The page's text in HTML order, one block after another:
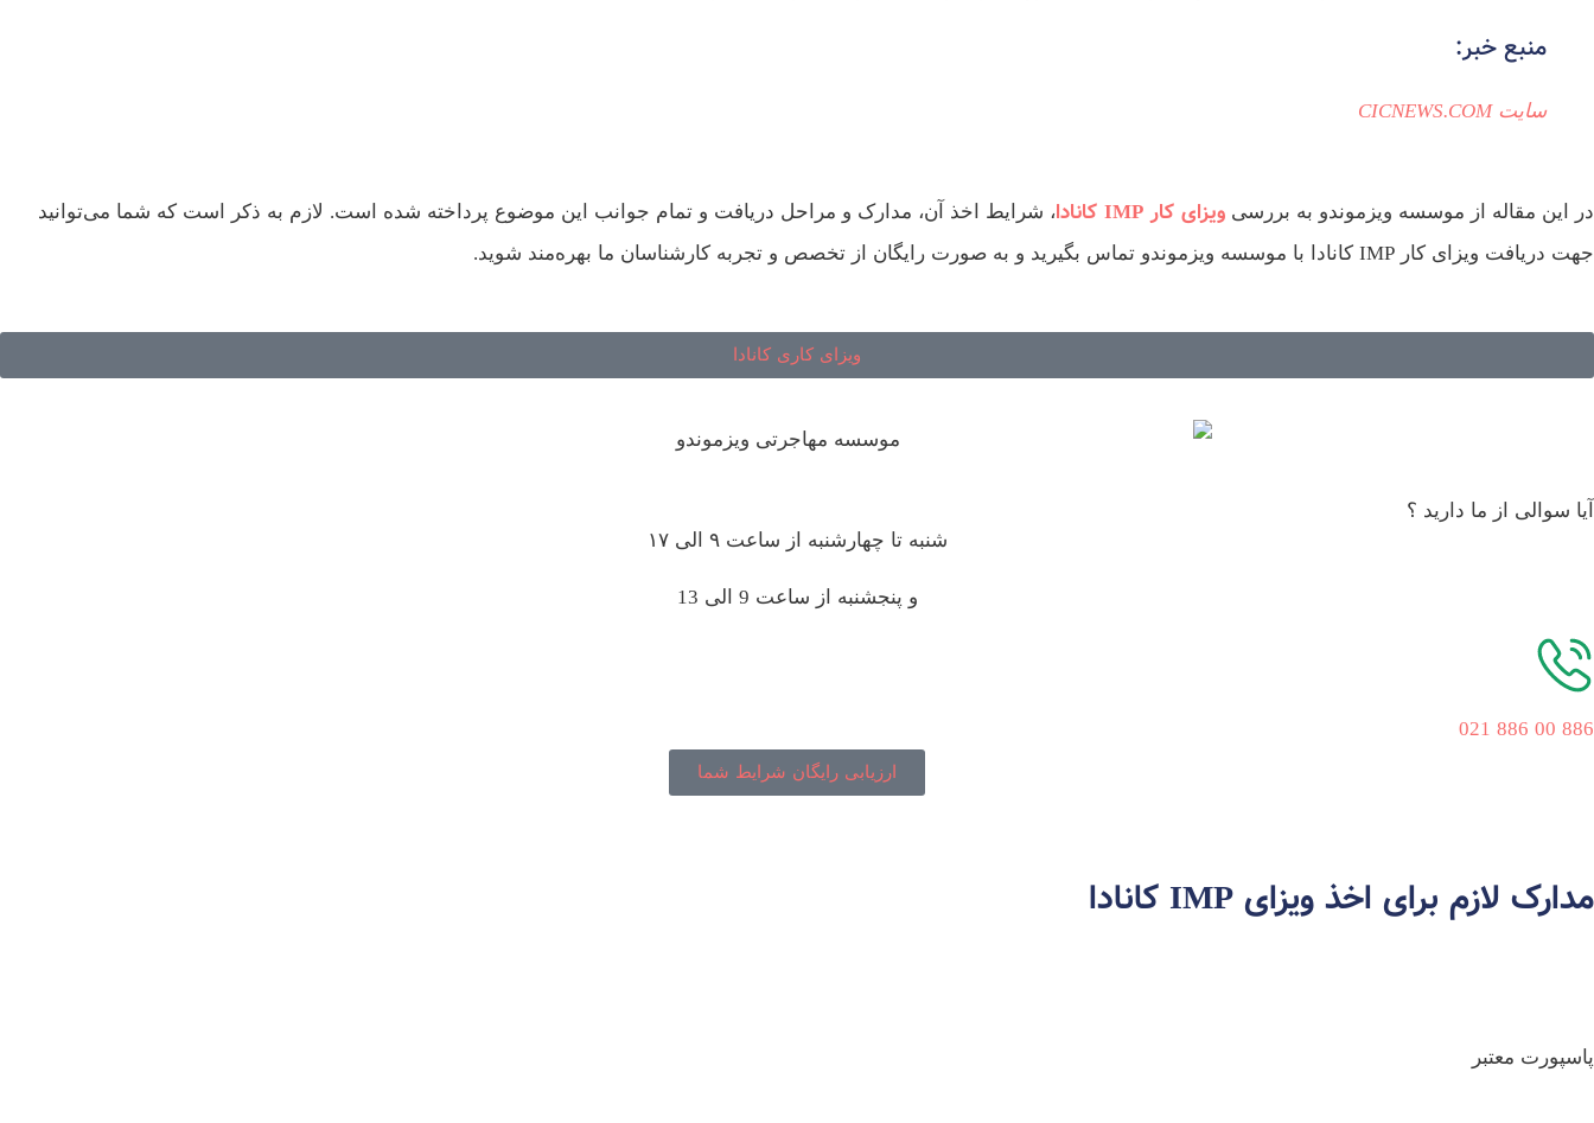
منبع خبر:
سایت CICNEWS.COM
در این مقاله از موسسه ویزموندو به بررسی ویزای کار IMP کانادا
، شرایط اخذ آن، مدارک و مراحل دریافت و تمام جوانب این موضوع پرداخته شده است. لازم به ذکر است که شما می‌توانید
جهت دریافت ویزای کار IMP کانادا با موسسه ویزموندو تماس بگیرید و به صورت رایگان از تخصص و تجربه کارشناسان ما بهره‌مند شوید.
ویزای کاری کانادا
آیا سوالی از ما دارید ؟
شنبه تا چهارشنبه از ساعت ۹ الی ۱۷
و پنجشنبه از ساعت 9 الی 13
886 00 886 021
ارزیابی رایگان شرایط شما
مدارک لازم برای اخذ ویزای IMP کانادا
پاسپورت معتبر